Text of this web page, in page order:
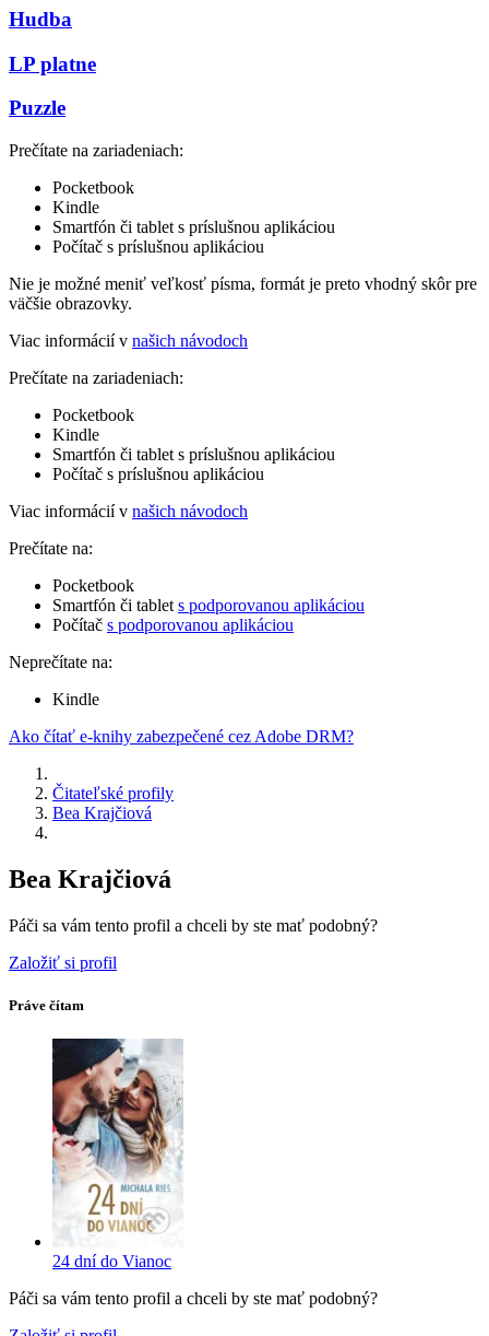
Hudba
LP platne
Puzzle
Prečítate na zariadeniach:
Pocketbook
Kindle
Smartfón či tablet s príslušnou aplikáciou
Počítač s príslušnou aplikáciou
Nie je možné meniť veľkosť písma, formát je preto vhodný skôr pre
väčšie obrazovky.
Viac informácií v našich návodoch
Prečítate na zariadeniach:
Pocketbook
Kindle
Smartfón či tablet s príslušnou aplikáciou
Počítač s príslušnou aplikáciou
Viac informácií v našich návodoch
Prečítate na:
Pocketbook
Smartfón či tablet s podporovanou aplikáciou
Počítač s podporovanou aplikáciou
Neprečítate na:
Kindle
Ako čítať e-knihy zabezpečené cez Adobe DRM?
Čitateľské profily
Bea Krajčiová
Bea Krajčiová
Páči sa vám tento profil a chceli by ste mať podobný?
Založiť si profil
Práve čítam
24 dní do Vianoc
Páči sa vám tento profil a chceli by ste mať podobný?